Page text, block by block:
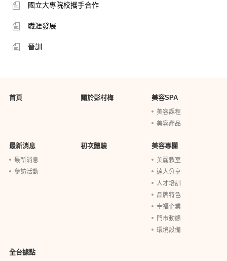
國立大專院校攜手合作
職涯發展
晉訓
首頁 關於彭村梅 美容SPA
美容課程
美容產品
最新消息
最新消息
參訪活動
初次體驗 美容專欄
美麗教室
達人分享
人才培訓
品牌特色
幸福企業
門市動態
環境設備
全台據點